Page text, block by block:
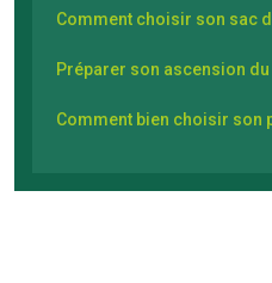
Comment choisir son sac
Préparer son ascension
Comment bien choisir son